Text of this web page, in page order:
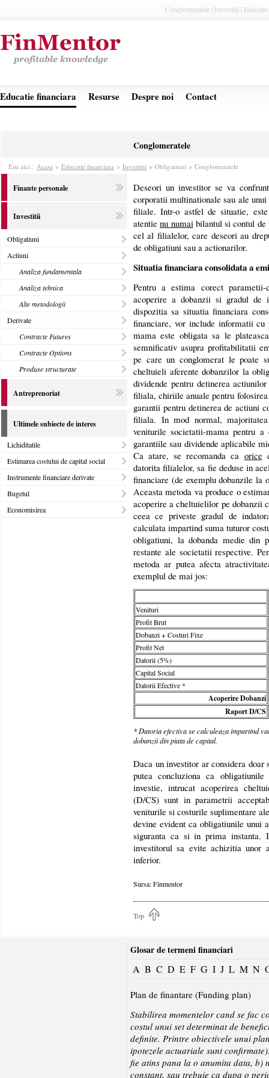
Conglomeratele | Investitii |
Educatie financiara Resurse Despre noi Contact
Conglomeratele
Esti aici : Acasa > Educatie financiara > Investitii > Obligatiuni > Conglomeratele
Finante personale
Investitii
Obligatiuni
Actiuni
Analiza fundamentala
Analiza tehnica
Alte metodologii
Derivate
Contracte Futures
Contracte Options
Produse structurate
Antreprenoriat
Ultimele subiecte de interes
Lichiditatile
Estimarea costului de capital social
Instrumente financiare derivate
Bugetul
Economisirea
Deseori un investitor se va
corporatii multinationale sau ale
filiale. Intr-o astfel de situatie,
atentienu numaibilantul si contul de
cel al filialelor, care deseori au
de obligatiuni sau a actionarilor.
Situatia financiara consolidata a
Pentru a estima corect
acoperire a dobanzii si gradul de
dispozitia sa situatia financiara
financiare, vor include informatii
mama este obligata sa le
semnificativ asupra profitabilitatii
pe care un conglomerat le poate
cheltuieli aferente dobanzilor la
dividende pentru detinerea
filiala, chiriile anuale pentru
garantii pentru detinerea de actiuni
filiala. In mod normal,
veniturile societatii-mama pentru
garantiile sau dividende aplicabile
Ca atare, se recomanda ca orice
datorita filialelor, sa fie deduse in
financiare (de exemplu dobanzile
Aceasta metoda va produce o
acoperire a cheltuielilor pe dobanzii
ceea ce priveste gradul de
calculata impartind suma tuturor
obligatiuni, la dobanda medie din
restante ale societatii respective.
metoda ar putea afecta
exemplul de mai jos:
Venituri
Profit Brut
Dobanzi + Costuri Fixe
Profit Net
Datorii (5%)
Capital Social
Datorii Efective *
Acoperire Dobanzi
Raport D/CS
* Datoria efectiva se calculeaza impartind
dobanzii din piata de capital.
Daca un investitor ar considera
putea concluziona ca
investie, intrucat acoperirea
(D/CS) sunt in parametrii
veniturile si costurile suplimentare
devine evident ca obligatiunile unui
siguranta ca si in prima instanta.
investitorul sa evite achizitia unor
inferior.
Sursa: Finmentor
Top
Glosar de termeni financiari
A B C D E F G I J L M N
Plan de finantare (Funding plan)
Stabilirea momentelor cand se fac
costul unui set determinat de
definite. Printre obiectivele unui
ipotezele actuariale sunt
fie atins pana la o anumita data,
constant, sau trebuie ca dupa o